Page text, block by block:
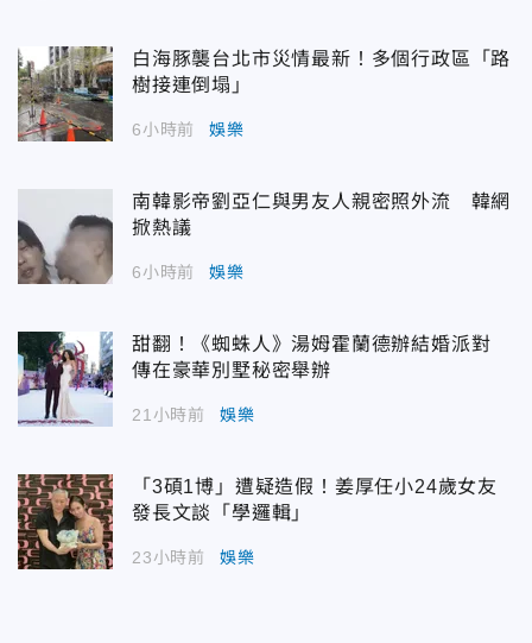
白海豚襲台北市災情最新！多個行政區「路
樹接連倒塌」
6小時前 娛樂
南韓影帝劉亞仁與男友人親密照外流 韓網
掀熱議
6小時前 娛樂
甜翻！《蜘蛛人》湯姆霍蘭德辦結婚派對
傳在豪華別墅秘密舉辦
21小時前 娛樂
「3碩1博」遭疑造假！姜厚任小24歲女友
發長文談「學邏輯」
23小時前 娛樂